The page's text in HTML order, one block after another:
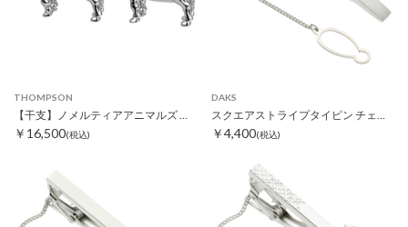
THOMPSON
￥16,500(税込)
DAKS
￥4,400(税込)